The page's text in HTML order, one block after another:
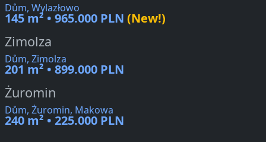
Dům, Wylazłowo
145 m² • 965.000 PLN (New!)
Zimolza
Dům, Zimolza
201 m² • 899.000 PLN
Żuromin
Dům, Żuromin, Makowa
240 m² • 225.000 PLN